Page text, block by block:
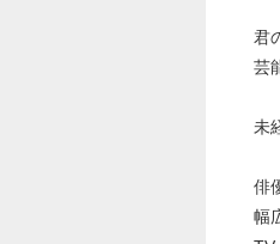
君
芸
未
俳
幅